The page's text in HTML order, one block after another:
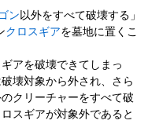
ン 以外をすべて破壊する」
クロスギアを墓地に置くこ
アを破壊できてしまっ
壊対象から外され、さら
クリーチャーをすべて破
スギアが対象外であると